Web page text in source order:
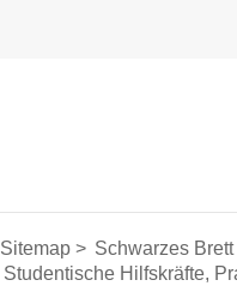
Sitemap > Schwarzes Brett
Studentische Hilfskräfte,